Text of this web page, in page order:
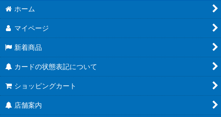
ホーム
マイページ
新着商品
カードの状態表記について
ショッピングカート
店舗案内